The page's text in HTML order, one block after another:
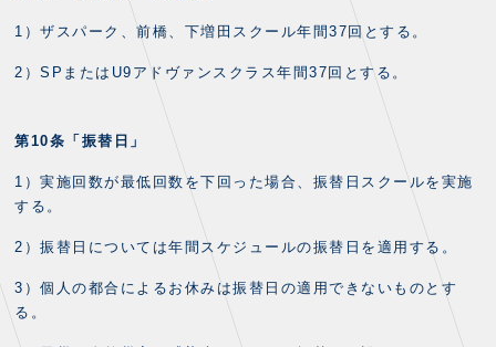
1）ザスパーク、前橋、下増田スクール年間37回とする。
2）SPまたはU9アドヴァンスクラス年間37回とする。
第10条「振替日」
1）実施回数が最低回数を下回った場合、振替日スクールを実施
する。
2）振替日については年間スケジュールの振替日を適用する。
3）個人の都合によるお休みは振替日の適用できないものとす
る。